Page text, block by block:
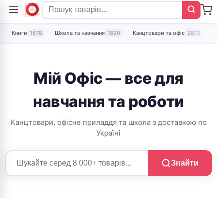
Книги 1678 Школа та навчання 1820 Канцтовари та офіс 2813
Мій Офіс — все для
навчання та роботи
Канцтовари, офісне приладдя та школа з доставкою по
Україні
Знайти